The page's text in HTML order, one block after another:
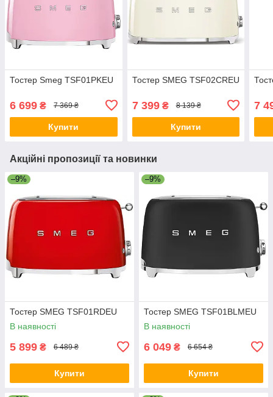
Тостер Smeg TSF01PKEU
6 699 ₴ 7 369 ₴
Купити
Тостер SMEG TSF02CREU
7 399₴ 8 139 ₴
Купити
7
Акційні пропозиції та новинки
–9%
Тостер SMEG TSF01RDEU
В наявності
5 899 ₴ 6 489 ₴
Купити
–9%
Тостер SMEG TSF01BLMEU
В наявності
6 049 ₴ 6 654 ₴
Купити